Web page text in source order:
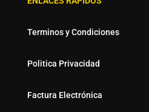
Terminos y Condiciones
Politica Privacidad
Factura Electrónica